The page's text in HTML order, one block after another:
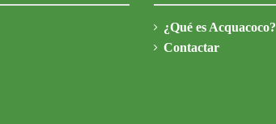
¿Qué es Acquacoco?
Contactar